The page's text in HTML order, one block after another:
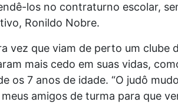
los no contraturno escolar,
Ronildo Nobre.
vez que viam de perto um clube
mais cedo em suas vidas,
os 7 anos de idade. “O judô
amigos de turma para que